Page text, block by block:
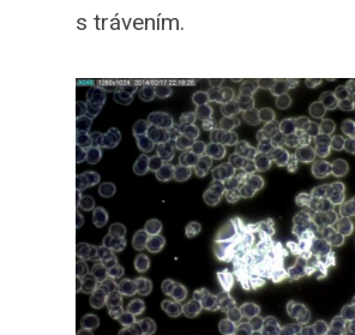
s trávením.